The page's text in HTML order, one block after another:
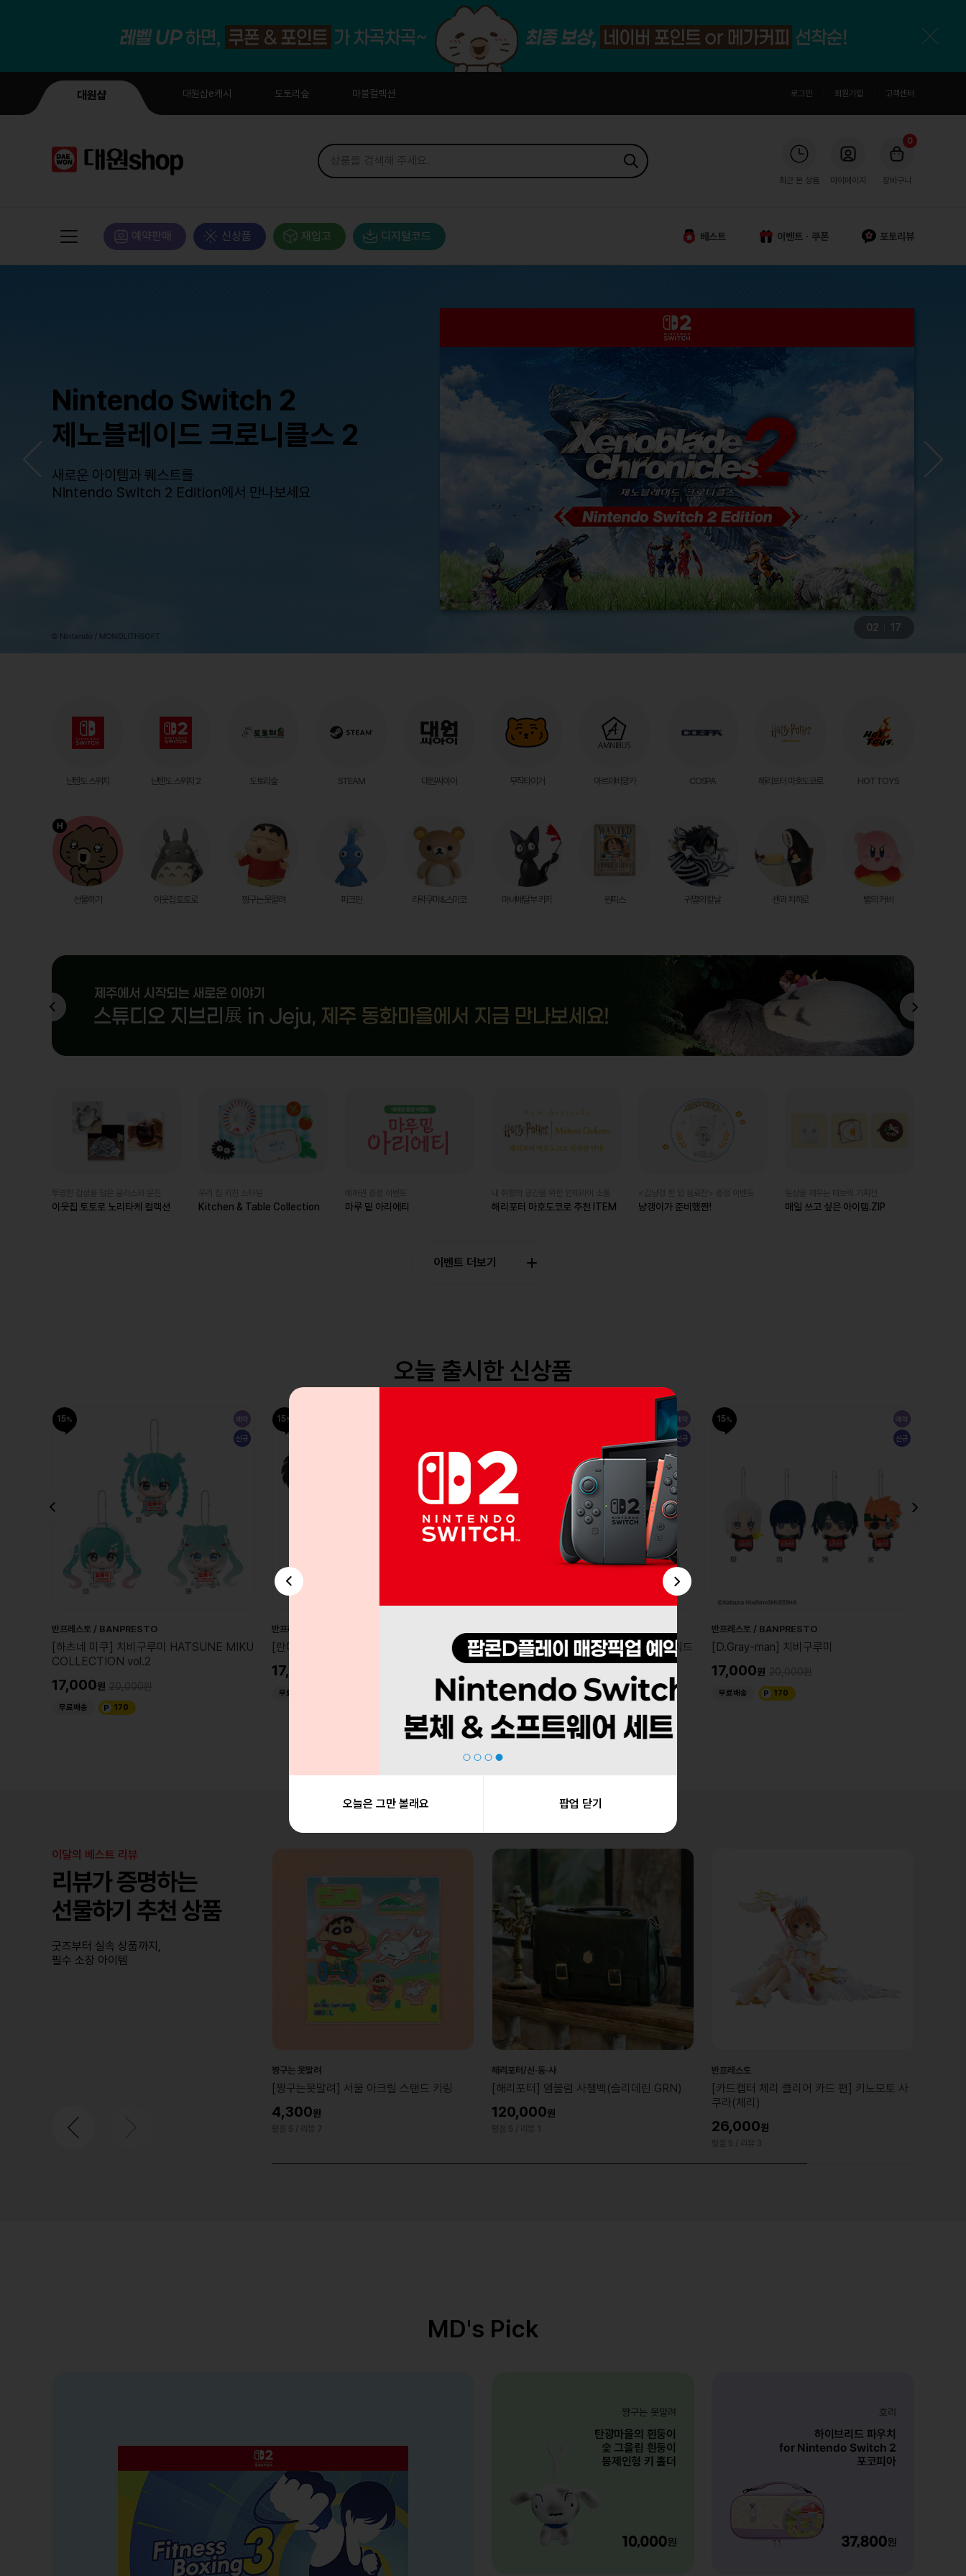
대원샵 대원샵e캐시 도토리숲 마블컬렉션 로그인 회원가입 고객센터
최근 본 상품 마이페이지 장바구니
0
예약판매 신상품 재입고 디지털코드 베스트 이벤트ㆍ쿠폰 포토리뷰
오늘은 그만 볼래요 팝업 닫기
03 17
닌텐도 스위치 닌텐도 스위치 2 도토리숲 STEAM 대원씨아이 무직타이거 아르마비앙카 COSPA 해리포터 마호도코로 HOT TOYS
선물하기 이웃집 토토로 짱구는 못말려 피크민 리락쿠마&스미코 마녀배달부 키키 원피스 귀멸의 칼날 센과 치히로 별의 커비
투명한 감성을 담은 글라스와 문진
이웃집 토토로 노리타케 컬렉션 Kitchen & Table Collection
예매권 증정 이벤트
마루 밑 아리에티
내 취향의 공간을 위한 인테리어 소품
해리포터 마호도코로 추천 ITEM 냥갱이가 준비했짠!
일상을 채우는 패브릭 기획전
매일 쓰고 싶은 아이템.ZIP
이벤트 더보기
오늘 출시한 신상품
15
반프레스토 / BANPRESTO
[하츠네 미쿠] 치비구루미 HATSUNE MIKU
COLLECTION vol.2
17,000 20,000
무료배송 170
예약
신규
15
반프레스토 / BANPRESTO
[란마 1/2] 치비구루미 vol.2
17,000
무료배송
[블루 아카이브] 치비구루미 아리우스 스쿼드
무료배송 170
예약
신규
15
반프레스토 / BANPRESTO
[D.Gray-man] 치비구루미
17,000 20,000
무료배송 170
예약
신규
이달의 베스트 리뷰
리뷰가 증명하는
선물하기 추천 상품
굿즈부터 실속 상품까지,
필수 소장 아이템
24,000
짱구는 못말려
[짱구는못말려] 서울 아크릴 스탠드 키링
4,300
해리포터/신·동·사
[해리포터] 엠블럼 사첼백(슬리데린 GRN)
120,000
반프레스토
[카드캡터 체리 클리어 카드 편] 키노모토 사
쿠라(체리)
26,000
MD's Pick